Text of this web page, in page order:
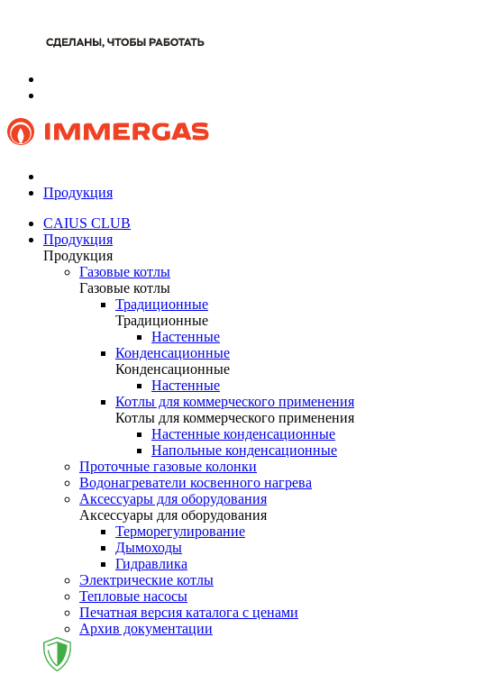
Продукция
CAIUS CLUB
Продукция
Продукция
Газовые котлы
Газовые котлы
Традиционные
Традиционные
Настенные
Конденсационные
Конденсационные
Настенные
Котлы для коммерческого применения
Котлы для коммерческого применения
Настенные конденсационные
Напольные конденсационные
Проточные газовые колонки
Водонагреватели косвенного нагрева
Аксессуары для оборудования
Аксессуары для оборудования
Терморегулирование
Дымоходы
Гидравлика
Электрические котлы
Тепловые насосы
Печатная версия каталога с ценами
Архив документации